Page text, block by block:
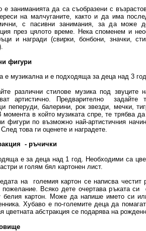
е заниманията да са съобразени с
на малчуганите, както и да има
с пасивни занимания, за да може
през цялото време. Нека споменем и
и награди (свирки, бонбони, значки,
фигури
е музикална и е подходяща за деца над 3
различни стилове музика под звуците
артистично. Предварително задайте
пеперуди, балерини, рок звезди, мечки,
момента в който музиката спре, те трябва да
фигури по възможно най-артистичния
това ги оценете и наградете.
- ръчички
е за деца над 1 год. Необходими са
и голям бял картонен лист.
на големия картон се написва честит
пожелание. Всяко дете очертава ръката си
белия картон. Може да напише името си
Хубаво е по-големите деца да
цветната абстракция се подарява на